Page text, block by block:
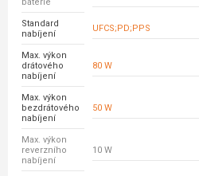
Standard
nabíjení
UFCS;PD;PPS
Max. výkon
drátového
nabíjení
80 W
Max. výkon
bezdrátového
nabíjení
50 W
Max. výkon
reverzního
nabíjení
10 W